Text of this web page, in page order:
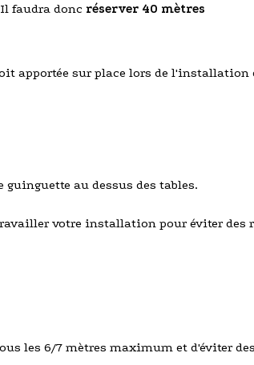
faudra donc réserver 40 mètres
apportée sur place lors de l'installation
au dessus des tables.
votre installation pour éviter des
les 6/7 mètres maximum et d'éviter